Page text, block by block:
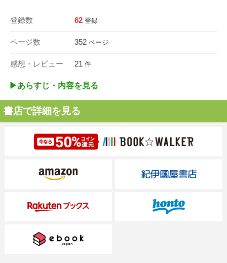
登録数 62 登録
ページ数 352 ページ
感想・レビュー 21 件
▶︎あらすじ・内容を見る
書店で詳細を見る